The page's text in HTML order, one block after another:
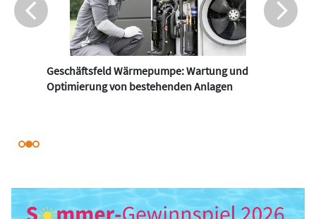
Geschäftsfeld Wärmepumpe: Wartung und
Optimierung von bestehenden Anlagen